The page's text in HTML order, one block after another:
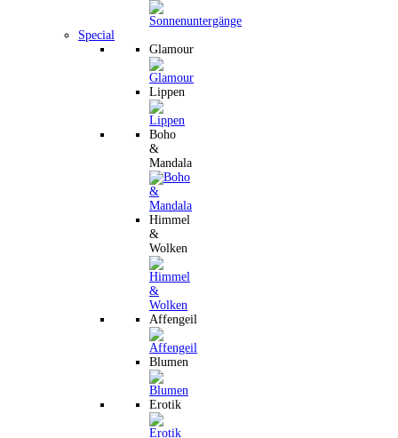
Special
Glamour
Lippen
Boho
&
Mandala
Himmel
&
Wolken
Affengeil
Blumen
Erotik